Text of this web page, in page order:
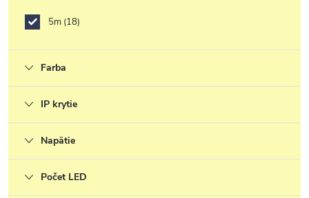
5m 18
Farba
IP krytie
Napätie
Počet LED